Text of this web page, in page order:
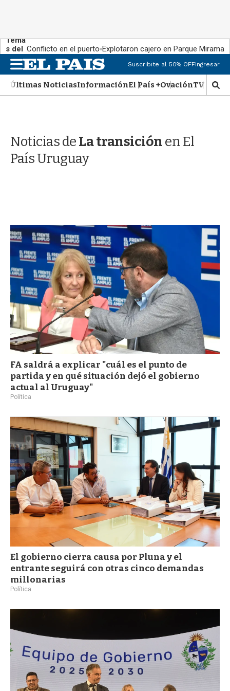
Tema
s del
día:
Conflicto en el puerto Explotaron cajero en Parque Miramar
M
e
n
u
Suscribite al 50% OFFIngresar
Últimas NoticiasInformaciónEl País +OvaciónTV Show
M
o
d
a
Noticias deLa transiciónen El
País Uruguay
FA saldrá a explicar "cuál es el punto de
partida y en qué situación dejó el gobierno
actual al Uruguay"
Política
El gobierno cierra causa por Pluna y el
entrante seguirá con otras cinco demandas
millonarias
Política